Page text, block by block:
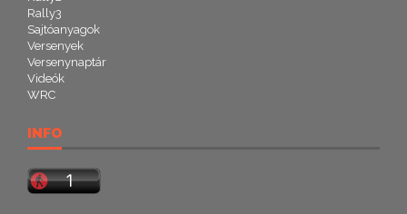
Rally3
Sajtóanyagok
Versenyek
Versenynaptár
Videók
WRC
INFO